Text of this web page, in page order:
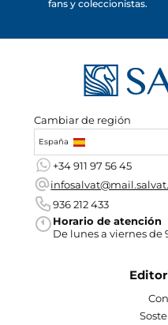
fans y coleccionistas.
Cambiar de región
España
+34 911 97 56 45
936 212 433
Horario de atención
De lunes a viernes de